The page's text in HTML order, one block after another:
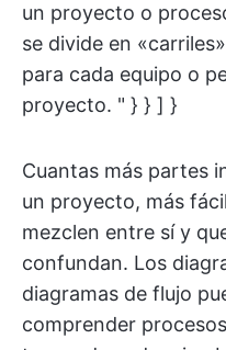
un proyecto o
se divide en
para cada equipo o
proyecto. " } } ] }
Cuantas más partes
un proyecto, más
mezclen entre sí y
confundan. Los
diagramas de flujo
comprender